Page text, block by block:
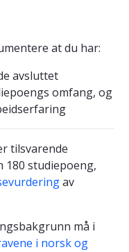
at du har:
avsluttet
omfang, og
tilsvarende
studiepoeng,
av
må i
i norsk og